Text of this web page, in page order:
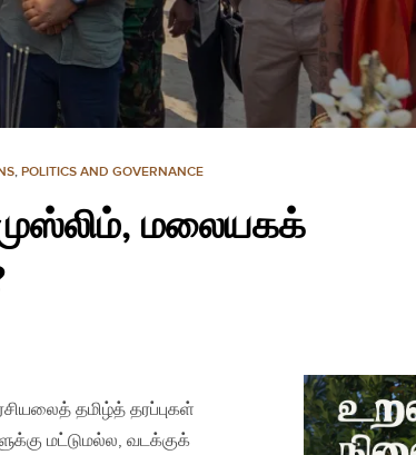
, POLITICS AND GOVERNANCE
மலையகக்
தமிழ்த் தரப்புகள்
மட்டுமல்ல, வடக்குக்